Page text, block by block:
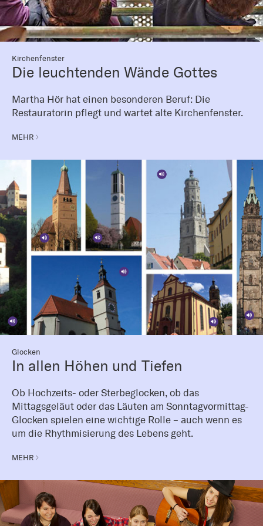
Kirchenfenster
Die leuchtenden Wände Gottes
Martha Hör hat einen besonderen Beruf: Die
Restauratorin pflegt und wartet alte Kirchenfenster.
MEHR
Glocken
In allen Höhen und Tiefen
Ob Hochzeits- oder Sterbeglocken, ob das
Mittagsgeläut oder das Läuten am Sonntagvormittag-
Glocken spielen eine wichtige Rolle – auch wenn es
um die Rhythmisierung des Lebens geht.
MEHR